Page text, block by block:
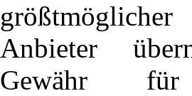
Anbieter
Gewähr